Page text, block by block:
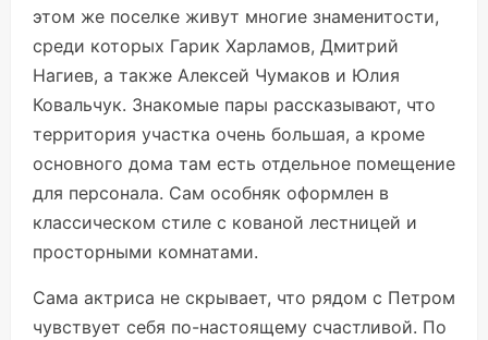
этом же поселке живут многие знаменитости,
среди которых Гарик Харламов, Дмитрий
Нагиев, а также Алексей Чумаков и Юлия
Ковальчук. Знакомые пары рассказывают, что
территория участка очень большая, а кроме
основного дома там есть отдельное помещение
для персонала. Сам особняк оформлен в
классическом стиле с кованой лестницей и
просторными комнатами.
Сама актриса не скрывает, что рядом с Петром
чувствует себя по-настоящему счастливой. По